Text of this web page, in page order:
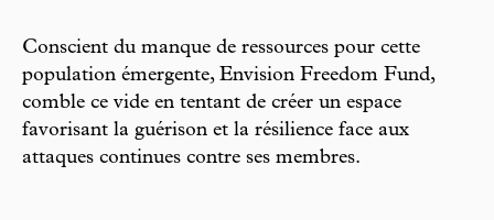
Conscient du manque de ressources pour cette
population émergente, Envision Freedom Fund,
comble ce vide en tentant de créer un espace
favorisant la guérison et la résilience face aux
attaques continues contre ses membres.